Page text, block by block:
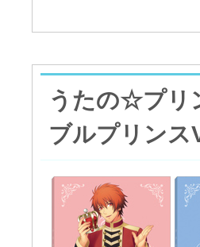
うたの☆プリ
ブルプリンス